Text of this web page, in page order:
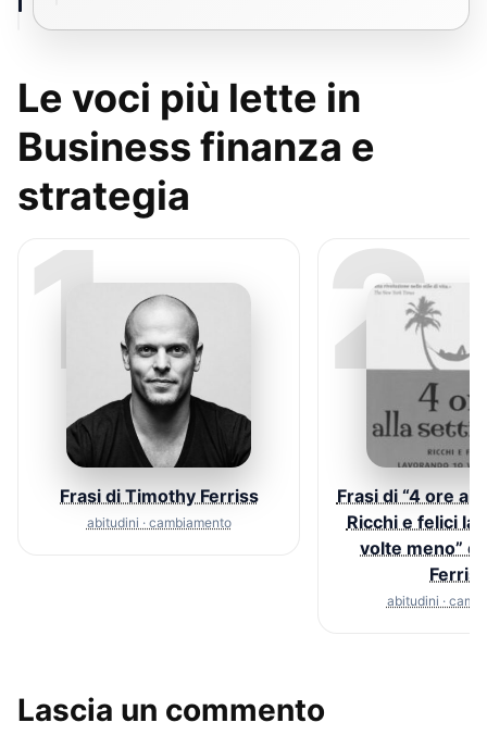
Le voci più lette in
Business finanza e
strategia
1
Frasi di Timothy Ferriss
abitudini · cambiamento
2
Frasi di “4 ore
Ricchi e felici
volte meno”
Ferriss
abitudini ·
Lascia un commento